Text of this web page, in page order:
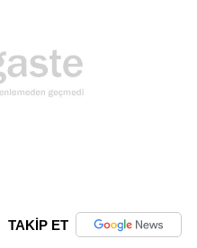
TAKİP ET